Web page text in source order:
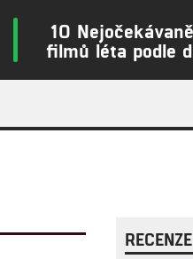
10
filmů léta podle